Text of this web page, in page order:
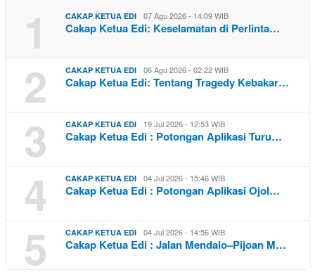
1 CAKAP KETUA EDI 07 Agu 2026 - 14:09 WIB
Cakap Ketua Edi: Keselamatan di Perlinta…
2 CAKAP KETUA EDI 06 Agu 2026 - 02:22 WIB
Cakap Ketua Edi: Tentang Tragedy Kebakar…
3 CAKAP KETUA EDI 19 Jul 2026 - 12:53 WIB
Cakap Ketua Edi : Potongan Aplikasi Turu…
4 CAKAP KETUA EDI 04 Jul 2026 - 15:46 WIB
Cakap Ketua Edi : Potongan Aplikasi Ojol…
5 CAKAP KETUA EDI 04 Jul 2026 - 14:56 WIB
Cakap Ketua Edi : Jalan Mendalo–Pijoan M…